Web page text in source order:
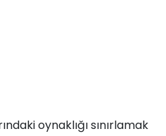
oynaklığı sınırlamak